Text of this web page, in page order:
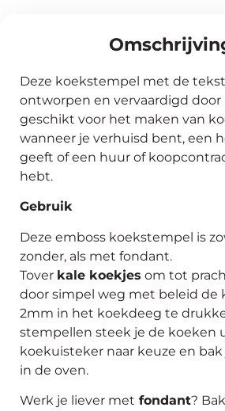
Deze koekstempel met de tekst
ontworpen en vervaardigd door
geschikt voor het maken van
wanneer je verhuisd bent, een
geeft of een huur of
hebt.
Gebruik
Deze emboss koekstempel is
zonder, als met fondant.
Tover kale koekjes om tot
door simpel weg met beleid de
2mm in het koekdeeg te
stempellen steek je de koeken
koekuisteker naar keuze en
in de oven.
Werk je liever met fondant?